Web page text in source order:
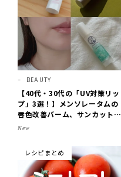
BEAUTY
【40代・30代の「UV対策リッ
プ」3選！】メンソレータムの
唇色改善バーム、サンカットな
どを「夏の紫外線対策」に愛用
New
レシピまとめ